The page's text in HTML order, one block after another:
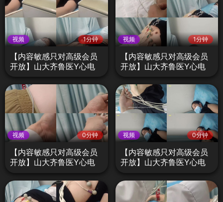
视频 1分钟
【内容敏感只对高级会员
开放】山大齐鲁医Y心电
视频 1分钟
【内容敏感只对高级会员
开放】山大齐鲁医Y心电
视频 0分钟
【内容敏感只对高级会员
开放】山大齐鲁医Y心电
视频 0分钟
【内容敏感只对高级会员
开放】山大齐鲁医Y心电